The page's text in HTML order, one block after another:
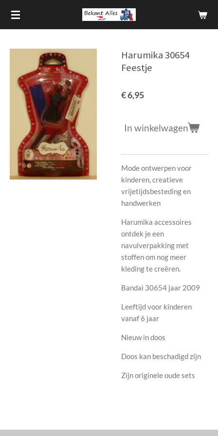
Ga
direct
hoofdinhoud
Harumika 30654
Feestje
€ 6,95
In winkelwagen
Mode ontwerpen voor
kinderen, creatieve
vrijetijdsbesteding en
handwerken
Harumika accessoires
ontdek je een
navulverpakking met
stoffen om nog meer
kleding te creëren.
Bandai 30654 jaar 2009
Leeftijd voor kinderen
vanaf 6 jaar
Nieuw in doos
Doos kan beschadigd zijn
Zijn originele oude sets